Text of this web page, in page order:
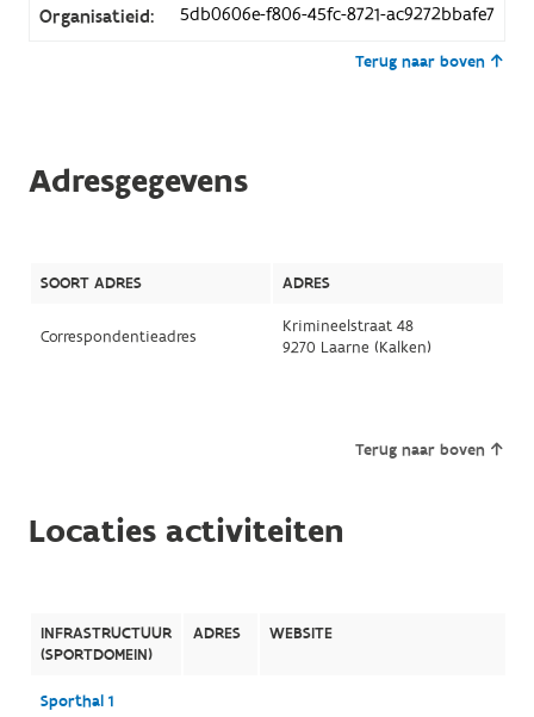
Organisatieid: 5db0606e-f806-45fc-8721-ac9272bbafe7
Terug naar boven
Adresgegevens
SOORT ADRES ADRES
Correspondentieadres
Krimineelstraat 48
9270 Laarne (Kalken)
Terug naar boven
Locaties activiteiten
INFRASTRUCTUUR
(SPORTDOMEIN)
ADRES WEBSITE
Sporthal 1